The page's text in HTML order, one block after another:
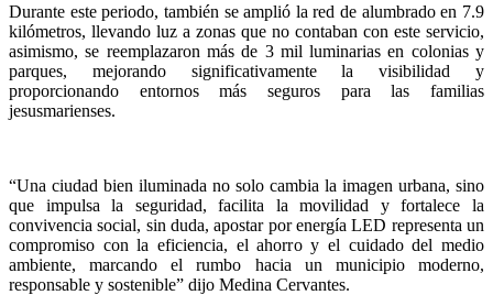
Durante este periodo, también se amplió la red de alumbrado en 7.9
kilómetros, llevando luz a zonas que no contaban con este servicio,
asimismo, se reemplazaron más de 3 mil luminarias en colonias y
parques, mejorando significativamente la visibilidad y
proporcionando entornos más seguros para las familias
jesusmarienses.
“Una ciudad bien iluminada no solo cambia la imagen urbana, sino
que impulsa la seguridad, facilita la movilidad y fortalece la
convivencia social, sin duda, apostar por energía LED representa un
compromiso con la eficiencia, el ahorro y el cuidado del medio
ambiente, marcando el rumbo hacia un municipio moderno,
responsable y sostenible” dijo Medina Cervantes.